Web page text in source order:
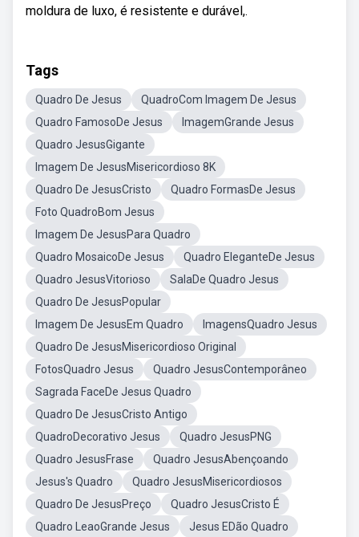
moldura de luxo, é resistente e durável,.
Tags
Quadro De Jesus
QuadroCom Imagem De Jesus
Quadro FamosoDe Jesus
ImagemGrande Jesus
Quadro JesusGigante
Imagem De JesusMisericordioso 8K
Quadro De JesusCristo
Quadro FormasDe Jesus
Foto QuadroBom Jesus
Imagem De JesusPara Quadro
Quadro MosaicoDe Jesus
Quadro EleganteDe Jesus
Quadro JesusVitorioso
SalaDe Quadro Jesus
Quadro De JesusPopular
Imagem De JesusEm Quadro
ImagensQuadro Jesus
Quadro De JesusMisericordioso Original
FotosQuadro Jesus
Quadro JesusContemporâneo
Sagrada FaceDe Jesus Quadro
Quadro De JesusCristo Antigo
QuadroDecorativo Jesus
Quadro JesusPNG
Quadro JesusFrase
Quadro JesusAbençoando
Jesus's Quadro
Quadro JesusMisericordiosos
Quadro De JesusPreço
Quadro JesusCristo É
Quadro LeaoGrande Jesus
Jesus EDão Quadro